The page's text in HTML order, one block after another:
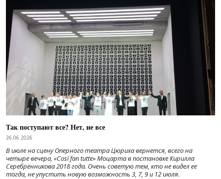
Так поступают все? Нет, не все
26.06.2026
В июле на сцену Оперного театра Цюриха вернется, всего на
четыре вечера, «Cosí fan tutte» Моцарта в постановке Кирилла
Серебренникова 2018 года. Очень советую тем, кто не видел ее
тогда, не упустить новую возможность 3, 7, 9 и 12 июля.